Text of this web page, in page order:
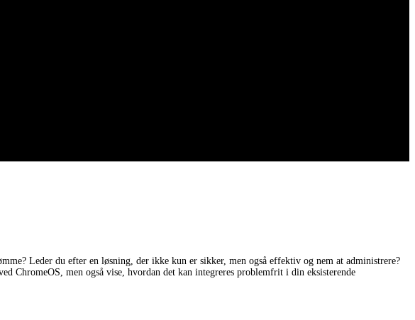
Leder du efter en løsning, der ikke kun er sikker, men også effektiv og nem at administrere?
ChromeOS, men også vise, hvordan det kan integreres problemfrit i din eksisterende